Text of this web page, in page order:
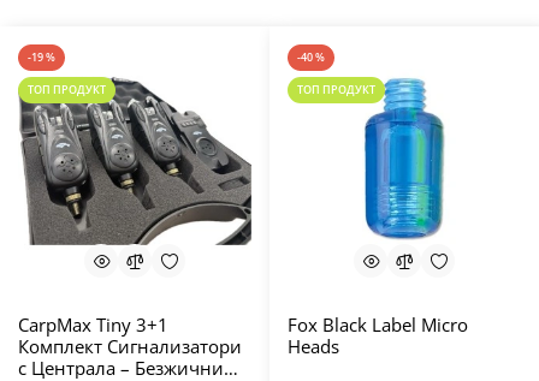
-19 %
ТОП ПРОДУКТ
CarpMax Tiny 3+1
Комплект Сигнализатори
с Централа – Безжични
-40 %
ТОП ПРОДУКТ
Fox Black Label Micro
Heads